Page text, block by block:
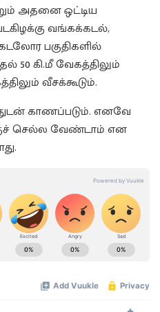
அதனை ஒட்டிய
வங்கக்கடல்,
பகுதிகளில்
50 கி.மீ வேகத்திலும்
வீசக்கூடும்.
காணப்படும். எனவே
செல்ல வேண்டாம் என